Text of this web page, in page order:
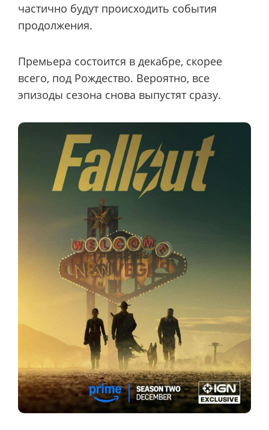
частично будут происходить события
продолжения.
Премьера состоится в декабре, скорее
всего, под Рождество. Вероятно, все
эпизоды сезона снова выпустят сразу.